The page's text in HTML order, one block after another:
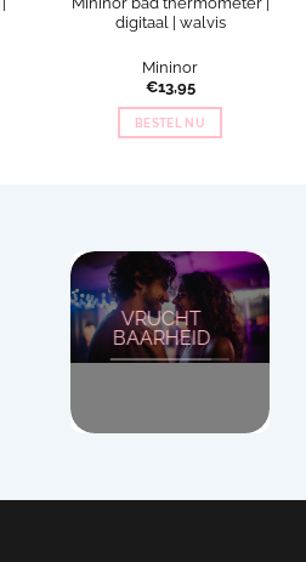
digitaal | walvis
Mininor
€13,95
BESTEL NU
VRUCHT
BAARHEID